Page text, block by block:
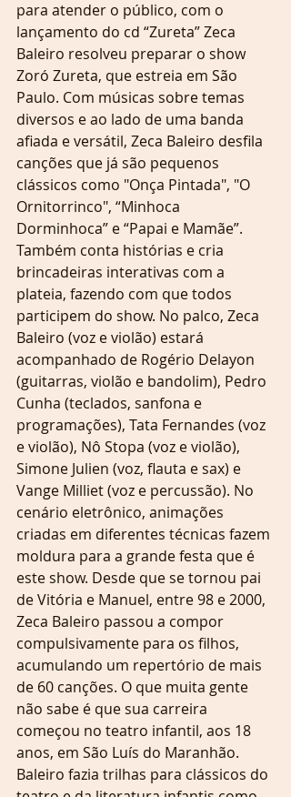
para atender o público, com o
lançamento do cd “Zureta” Zeca
Baleiro resolveu preparar o show
Zoró Zureta, que estreia em São
Paulo. Com músicas sobre temas
diversos e ao lado de uma banda
afiada e versátil, Zeca Baleiro desfila
canções que já são pequenos
clássicos como "Onça Pintada", "O
Ornitorrinco", “Minhoca
Dorminhoca” e “Papai e Mamãe”.
Também conta histórias e cria
brincadeiras interativas com a
plateia, fazendo com que todos
participem do show. No palco, Zeca
Baleiro (voz e violão) estará
acompanhado de Rogério Delayon
(guitarras, violão e bandolim), Pedro
Cunha (teclados, sanfona e
programações), Tata Fernandes (voz
e violão), Nô Stopa (voz e violão),
Simone Julien (voz, flauta e sax) e
Vange Milliet (voz e percussão). No
cenário eletrônico, animações
criadas em diferentes técnicas fazem
moldura para a grande festa que é
este show. Desde que se tornou pai
de Vitória e Manuel, entre 98 e 2000,
Zeca Baleiro passou a compor
compulsivamente para os filhos,
acumulando um repertório de mais
de 60 canções. O que muita gente
não sabe é que sua carreira
começou no teatro infantil, aos 18
anos, em São Luís do Maranhão.
Baleiro fazia trilhas para clássicos do